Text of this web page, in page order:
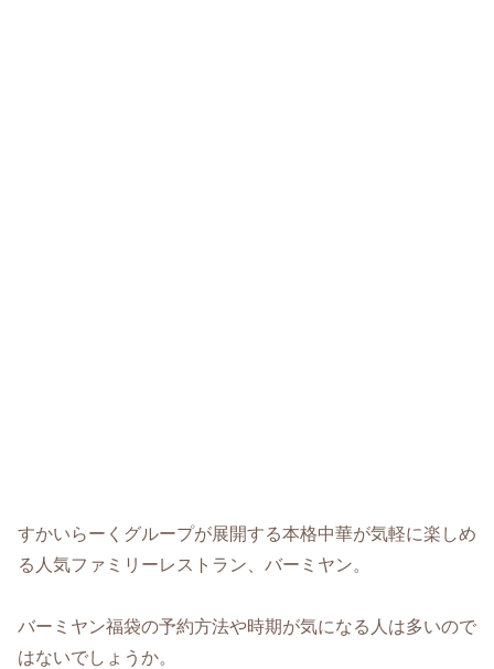
すかいらーくグループが展開する本格中華が気軽に楽しめ
る人気ファミリーレストラン、バーミヤン。
バーミヤン福袋の予約方法や時期が気になる人は多いので
はないでしょうか。